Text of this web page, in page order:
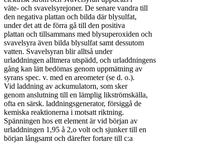
väte- och svavelsyrejoner. De senare vandra till
den negativa plattan och bilda där blysulfat,
under det att de förra gå till den positiva
plattan och tillsammans med blysuperoxiden och
svavelsyra även bilda blysulfat samt dessutom
vatten. Svavelsyran blir alltså under
urladdningen alltmera utspädd, och urladdningens
gång kan lätt bedömas genom uppmätning av
syrans spec. v. med en areometer (se d. o.).
Vid laddning av ackumulatorn, som sker
genom anslutning till en lämplig likströmskälla,
ofta en särsk. laddningsgenerator, försiggå de
kemiska reaktionerna i motsatt riktning.
Spänningen hos ett element är vid början av
urladdningen 1,95 å 2,o volt och sjunker till en
början långsamt och därefter fortare till c:a